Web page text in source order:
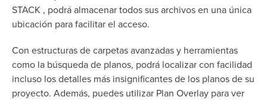
STACK , podrá almacenar todos sus archivos en una única
ubicación para facilitar el acceso.
Con estructuras de carpetas avanzadas y herramientas
como la búsqueda de planos, podrá localizar con facilidad
incluso los detalles más insignificantes de los planos de su
proyecto. Además, puedes utilizar Plan Overlay para ver